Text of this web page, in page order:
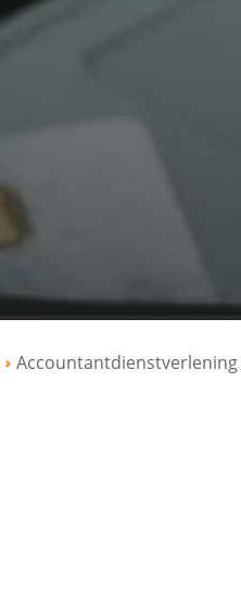
Accountantdienstverlening